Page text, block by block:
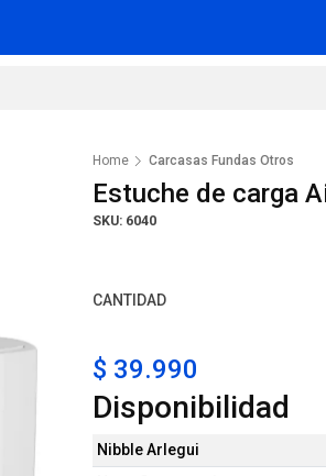
Home Carcasas Fundas Otros
Estuche de carga
SKU: 6040
CANTIDAD
$ 39.990
Disponibilidad
Nibble Arlegui